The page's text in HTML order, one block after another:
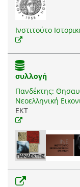
Ινστιτούτο
συλλογή
Πανδέκτης:
Νεοελληνική
EKT